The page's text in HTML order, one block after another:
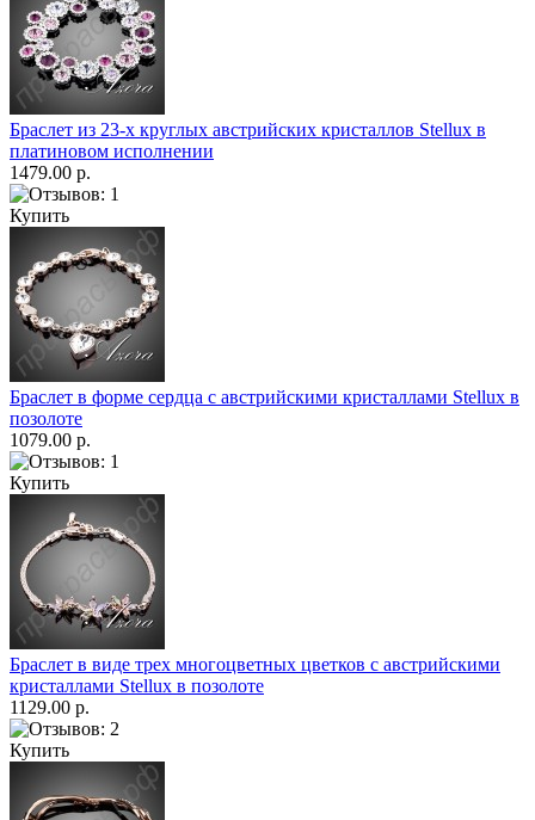
Браслет из 23-х круглых австрийских кристаллов Stellux в
платиновом исполнении
1479.00 р.
Купить
Браслет в форме сердца с австрийскими кристаллами Stellux в
позолоте
1079.00 р.
Купить
Браслет в виде трех многоцветных цветков с австрийскими
кристаллами Stellux в позолоте
1129.00 р.
Купить